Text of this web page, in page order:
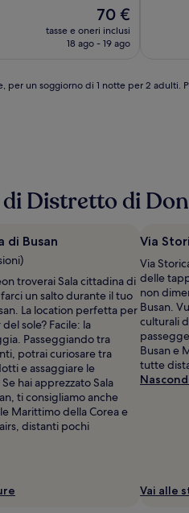
Il
prezzo
attuale
70 €
tasse e oneri inclusi
18 ago - 19 ago
per un soggiorno di 1 notte per 2
Distretto di
di Busan
troverai Sala cittadina di
un salto durante il tuo
La location perfetta per
sole? Facile: la
Passeggiando tra
potrai curiosare tra
e assaggiare le
hai apprezzato Sala
ti consigliamo anche
Marittimo della Corea e
distanti pochi
Via
Via
delle
non
Busan.
culturali
Busan e
tutte
Vai alle